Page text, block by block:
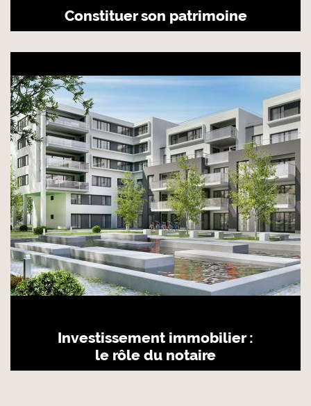
Constituer son patrimoine
Investissement immobilier :
le rôle du notaire